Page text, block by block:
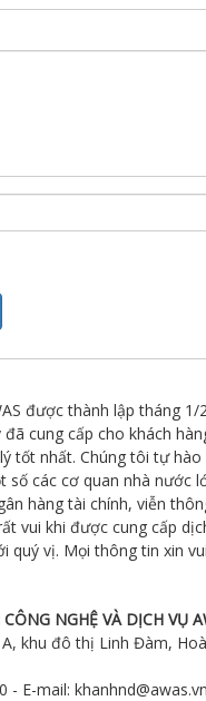
được thành lập tháng 1/
cung cấp cho khách
tốt nhất. Chúng tôi tự
số các cơ quan nhà nước
hàng tài chính, viễn
vui khi được cung cấp
quý vị. Mọi thông tin xin
NGHỆ VÀ DỊCH VỤ
khu đô thị Linh Đàm,
- E-mail: khanhnd@awas.vn